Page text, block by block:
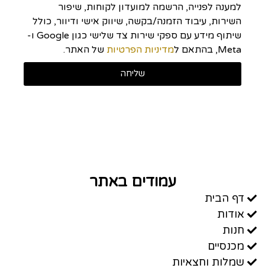
למענה לפנייה, הרשמה למועדון לקוחות, שיפור
השירות, עיבוד הזמנה/בקשה, שיווק אישי ודיוור, כולל
שיתוף מידע עם ספקי שירות צד שלישי כגון Google ו-
Meta, בהתאם ל
מדיניות הפרטיות של האתר.
שליחה
עמודים באתר
דף הבית
אודות
חנות
מכנסיים
שמלות וחצאיות